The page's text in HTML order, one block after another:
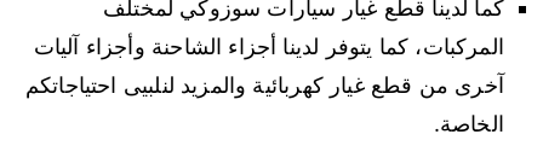
كما لدينا قطع غيار سيارات سوزوكي لمختلف
المركبات، كما يتوفر لدينا أجزاء الشاحنة وأجزاء آليات
آخرى من قطع غيار كهربائية والمزيد لنلبيى احتياجاتكم
الخاصة.